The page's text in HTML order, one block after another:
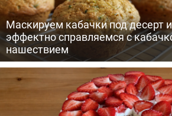
Маскируем кабачки под десерт
эффектно справляемся с
нашествием